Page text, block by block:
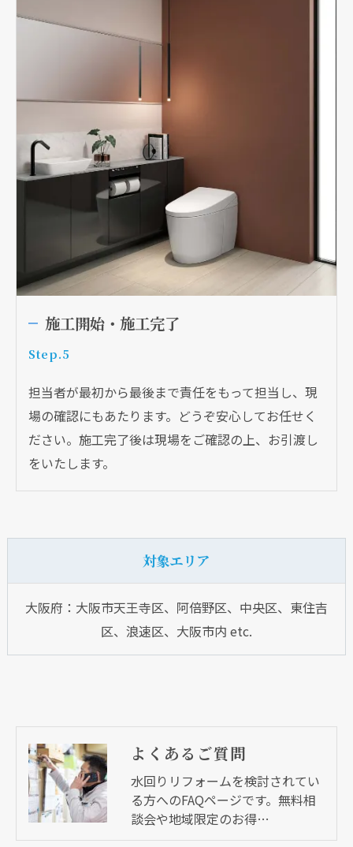
施工開始・施工完了
Step.5
担当者が最初から最後まで責任をもって担当し、現
場の確認にもあたります。どうぞ安心してお任せく
ださい。施工完了後は現場をご確認の上、お引渡し
をいたします。
対象エリア
大阪府：大阪市天王寺区、阿倍野区、中央区、東住吉
区、浪速区、大阪市内 etc.
よくあるご質問
水回りリフォームを検討されてい
る方へのFAQページです。無料相
談会や地域限定のお得…
現在、新聞に入っている折込チラシです。
クリックでチラシのページにジャンプします
現在、新聞に入っている折込チラシです。
クリックでチラシのページにジャンプします